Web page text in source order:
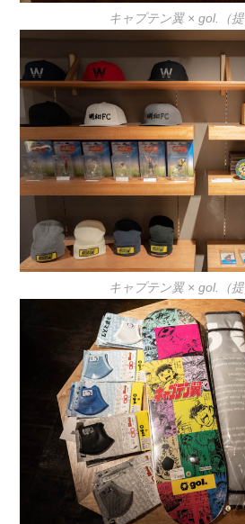
キャプテン翼 × gol.（提
キャプテン翼 × gol.（提